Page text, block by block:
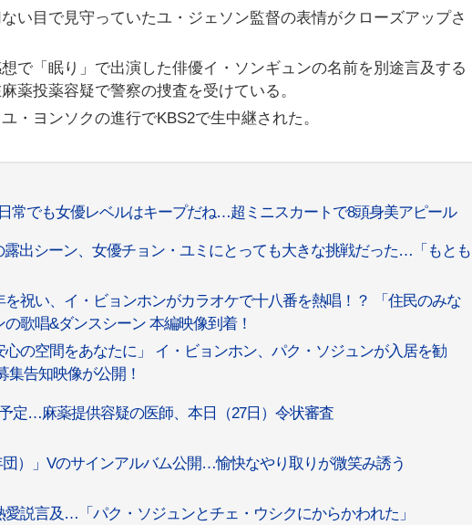
い目で見守っていたユ・ジェソン監督の表情がクローズアップさ
で「眠り」で出演した俳優イ・ソンギュンの名前を別途言及する
薬投薬容疑で警察の捜査を受けている。
・ヨンソクの進行でKBS2で生中継された。
常でも女優レベルはキープだね…超ミニスカートで8頭身美アピール
露出シーン、女優チョン・ユミにとっても大きな挑戦だった…「もとも
を祝い、イ・ビョンホンがカラオケで⼗⼋番を熱唱！？ 「住⺠のみな
歌唱&ダンスシーン 本編映像到着！
⼼の空間をあなたに」 イ・ビョンホン、パク・ソジュンが⼊居を勧
告知映像が公開！
定…麻薬提供容疑の医師、本日（27日）令状審査
）」Vのサインアルバム公開…愉快なやり取りが微笑み誘う
説言及…「パク・ソジュンとチェ・ウシクにからかわれた」